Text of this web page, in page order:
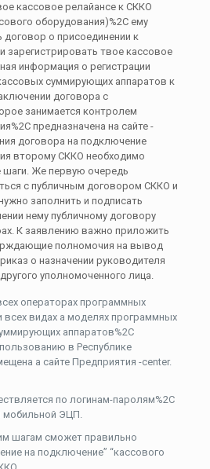
кассовое релайансе к СККО
оборудования)%2C ему
о присоединении к
зарегистрировать твое кассовое
информация о регистрации
суммирующих аппаратов к
договора с
занимается контролем
предназначена на сайте -
договора на подключение
второму СККО необходимо
Же первую очередь
с публичным договором СККО и
заполнить и подписать
нему публичному договору
К заявлению важно приложить
полномочия на вывод
о назначении руководителя
уполномоченного лица.
операторах программных
всех видах а моделях программных
аппаратов%2C
в Республике
а сайте Предприятия -center.
по логинам-паролям%2C
мобильной ЭЦП.
шагам сможет правильно
на подключение” “кассового